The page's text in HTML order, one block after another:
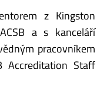
z Kingston
a s kanceláří
pracovníkem
Accreditation Staff